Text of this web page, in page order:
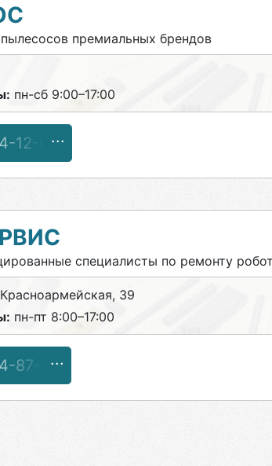
премиальных брендов
пн-сб 9:00–17:00
12-08
специалисты по ремонту
39
пн-пт 8:00–17:00
87-31